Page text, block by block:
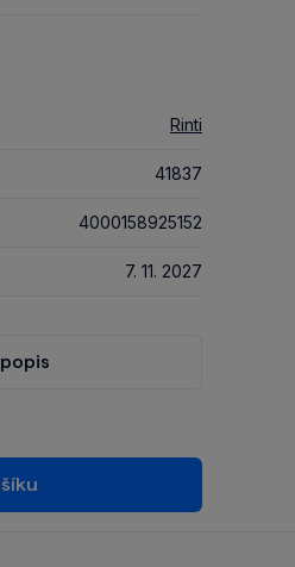
Rinti
41837
4000158925152
7. 11. 2027